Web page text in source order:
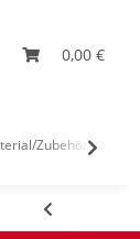
0,00 €
Zubehör